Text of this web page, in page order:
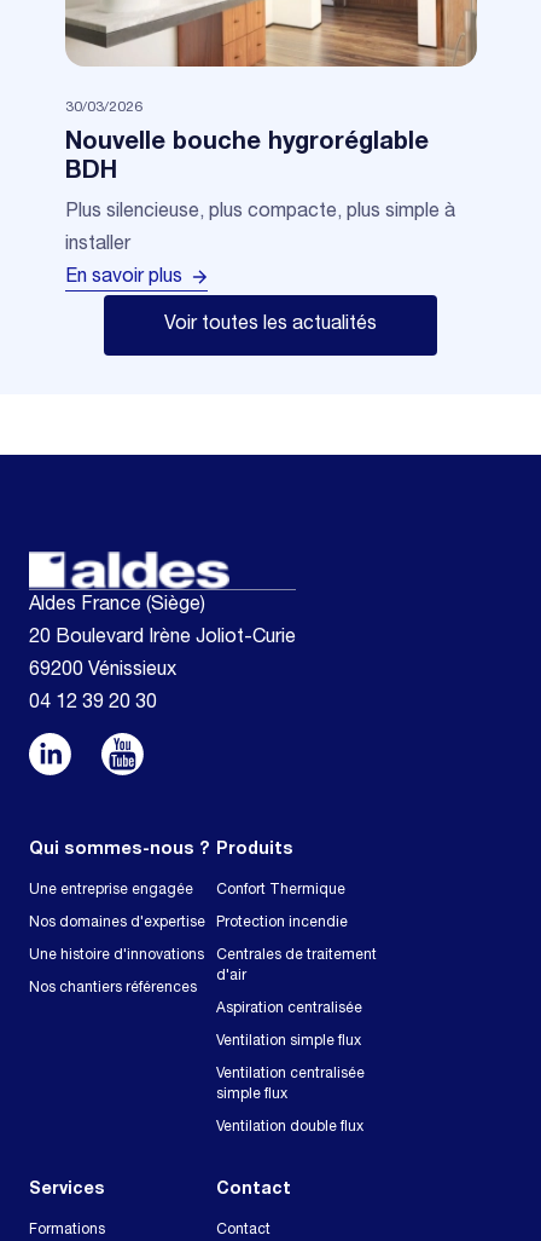
30/03/2026
Nouvelle bouche hygroréglable
BDH
Plus silencieuse, plus compacte, plus simple à
installer
En savoir plus
Voir toutes les actualités
Aldes France (Siège)
20 Boulevard Irène Joliot-Curie
69200 Vénissieux
04 12 39 20 30
Qui sommes-nous ?
Une entreprise engagée
Nos domaines d'expertise
Une histoire d'innovations
Nos chantiers références
Produits
Confort Thermique
Protection incendie
Centrales de traitement
d'air
Aspiration centralisée
Ventilation simple flux
Ventilation centralisée
simple flux
Ventilation double flux
Services
Formations
Contact
Contact